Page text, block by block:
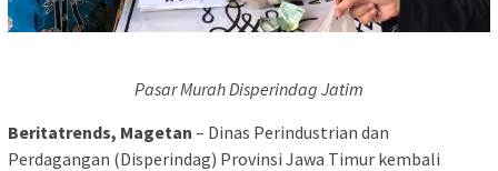
Pasar Murah Disperindag Jatim
Beritatrends, Magetan – Dinas Perindustrian dan
Perdagangan (Disperindag) Provinsi Jawa Timur kembali